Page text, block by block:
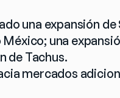
una expansión
una
de Tachus.
mercados